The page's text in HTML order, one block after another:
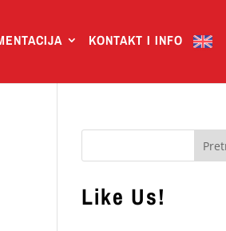
KONTAKT I INFO
Like Us!